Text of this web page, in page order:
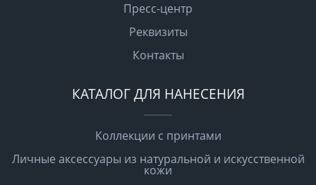
Пресс-центр
Реквизиты
Контакты
КАТАЛОГ ДЛЯ НАНЕСЕНИЯ
Коллекции с принтами
Личные аксессуары из натуральной и искусственной
кожи